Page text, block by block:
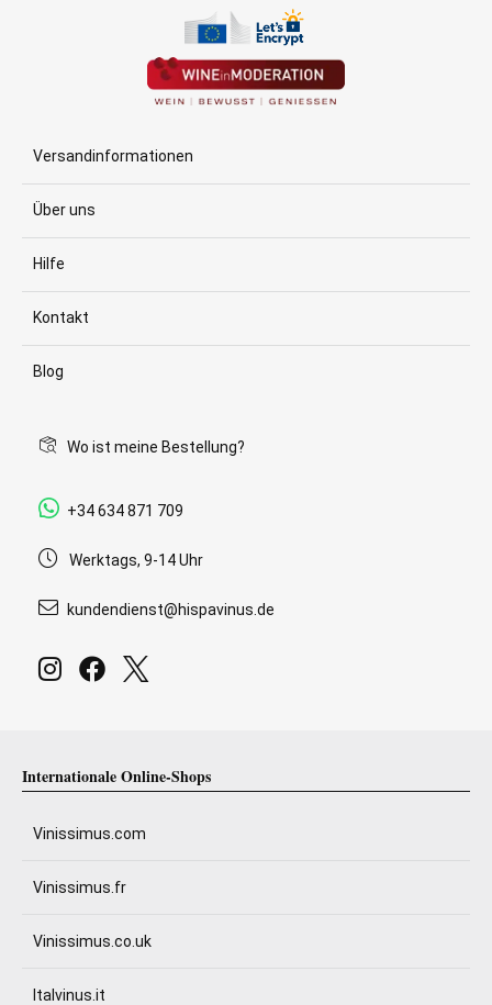
Versandinformationen
Über uns
Hilfe
Kontakt
Blog
Wo ist meine Bestellung?
+34 634 871 709
Werktags, 9-14 Uhr
kundendienst@hispavinus.de
Internationale Online-Shops
Vinissimus.com
Vinissimus.fr
Vinissimus.co.uk
Italvinus.it